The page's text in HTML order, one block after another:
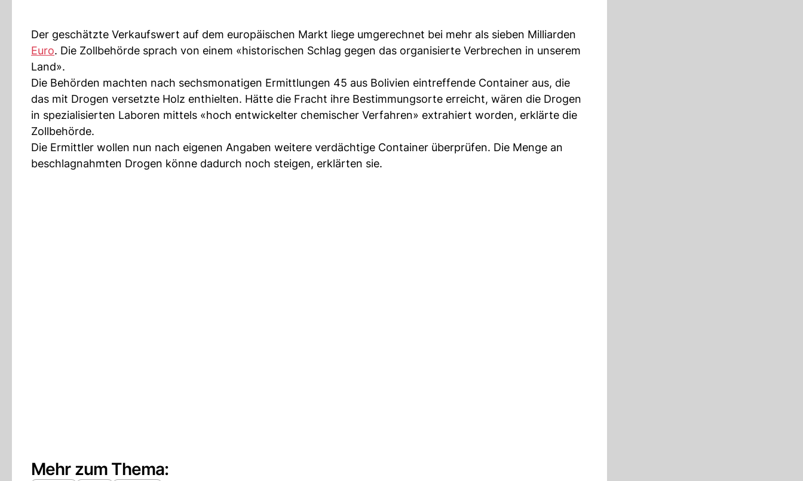
Der geschätzte Verkaufswert auf dem europäischen Markt liege umgerechnet bei mehr als sieben Milliarden
Euro. Die Zollbehörde sprach von einem «historischen Schlag gegen das organisierte Verbrechen in unserem
Land».
Die Behörden machten nach sechsmonatigen Ermittlungen 45 aus Bolivien eintreffende Container aus, die
das mit Drogen versetzte Holz enthielten. Hätte die Fracht ihre Bestimmungsorte erreicht, wären die Drogen
in spezialisierten Laboren mittels «hoch entwickelter chemischer Verfahren» extrahiert worden, erklärte die
Zollbehörde.
Die Ermittler wollen nun nach eigenen Angaben weitere verdächtige Container überprüfen. Die Menge an
beschlagnahmten Drogen könne dadurch noch steigen, erklärten sie.
Mehr zum Thema: